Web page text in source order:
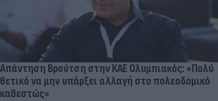
Απάντηση Βρούτση στην ΚΑΕ Ολυμπιακός: «Πολύ
θετικό να μην υπάρξει αλλαγή στο πολεοδομικό
καθεστώς»